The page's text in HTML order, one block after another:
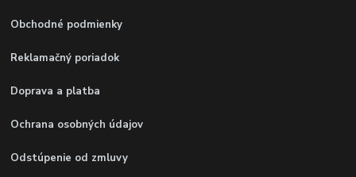
Obchodné podmienky
Reklamačný poriadok
Doprava a platba
Ochrana osobných údajov
Odstúpenie od zmluvy